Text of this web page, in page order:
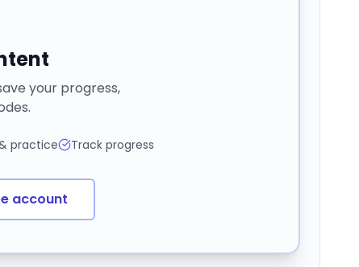
your progress,
practice Track progress
account